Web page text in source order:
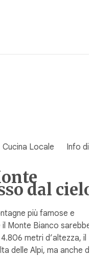
Cucina Locale Info di
dal cielo
più famose e
Monte Bianco sarebbe
metri d’altezza, il
delle Alpi, ma anche di